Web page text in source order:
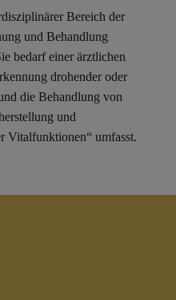
Bereich der
und Behandlung
bedarf einer ärztlichen
drohender oder
die Behandlung von
und
Vitalfunktionen“ umfasst.